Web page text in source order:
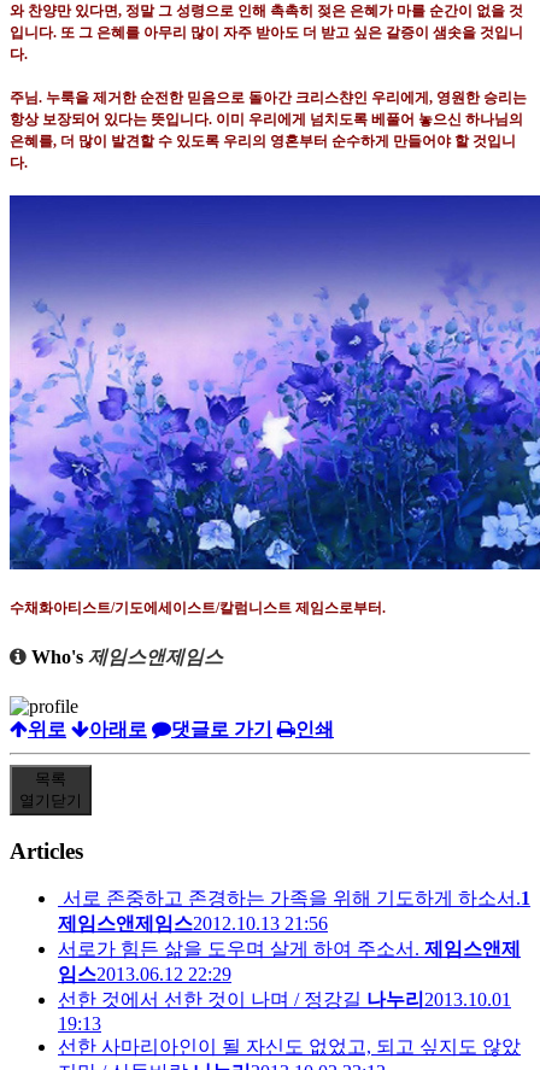
와 찬양만 있다면, 정말 그 성령으로 인해 촉촉히 젖은 은혜가 마를 순간이 없을 것
입니다. 또 그 은혜를 아무리 많이 자주 받아도 더 받고 싶은 갈증이 샘솟을 것입니
다.
주님. 누룩을 제거한 순전한 믿음으로 돌아간 크리스챤인 우리에게 , 영원한 승리는
항상 보장되어 있다는 뜻입니다. 이미 우리에게 넘치도록 베풀어 놓으신 하나님의
은혜를, 더 많이 발견할 수 있도록 우리의 영혼부터 순수하게 만들어야 할 것입니
다.
수채화아티스트/기도에세이스트/칼럼니스트 제임스로부터.
Who's 제임스앤제임스
위로 아래로 댓글로 가기 인쇄
목록
열기 닫기
Articles
서로 존중하고 존경하는 가족을 위해 기도하게 하소서.1
제임스앤제임스2012.10.13 21:56
서로가 힘든 삶을 도우며 살게 하여 주소서. 제임스앤제
임스2013.06.12 22:29
선한 것에서 선한 것이 나며 / 정강길 나누리 2013.10.01
19:13
선한 사마리아인이 될 자신도 없었고, 되고 싶지도 않았